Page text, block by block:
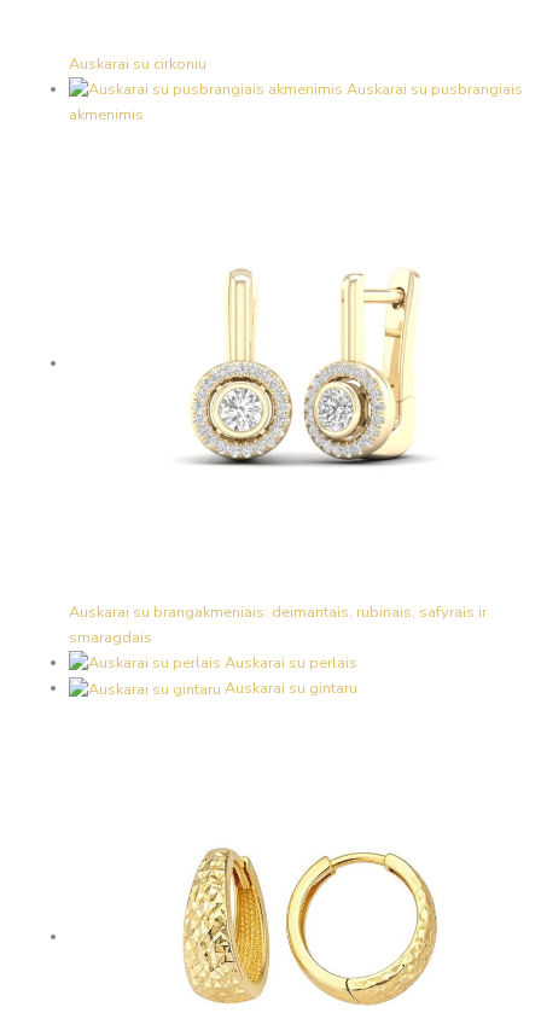
Auskarai su cirkoniu
Auskarai su pusbrangiais
akmenimis
Auskarai su brangakmeniais: deimantais, rubinais, safyrais ir
smaragdais
Auskarai su perlais
Auskarai su gintaru